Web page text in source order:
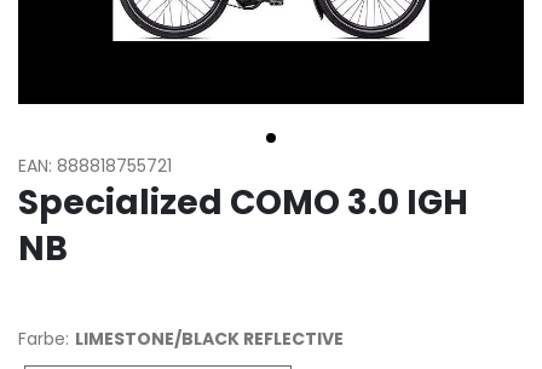
EAN: 888818755721
Specialized COMO 3.0 IGH
NB
Farbe: LIMESTONE/BLACK REFLECTIVE